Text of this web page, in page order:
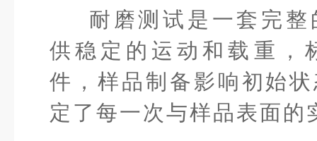
耐磨测试是一套完
供稳定的运动和载重，
件，样品制备影响初始
定了每一次与样品表面的